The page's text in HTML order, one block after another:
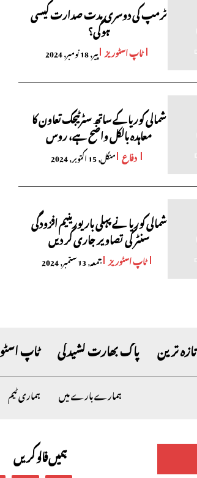
ٹرمپ کی دوسری مدت صدارت کیسی
ہوگی؟
ٹاپ اسٹوریز پیر, 18 نومبر, 2024
شمالی کوریا کے ساتھ سٹرٹیجک تعاون کا
معاہدہ بالکل واضح ہے، روس
دفاع منگل, 15 اکتوبر, 2024
شمالی کوریا نے پہلی بار یورینیم افزودگی
سنٹر کی تصاویر جاری کر دیں
ٹاپ اسٹوریز جمعہ, 13 ستمبر, 2024
تازہ ترین پاک بھارت کشیدگی ٹاپ
ہمارے بارے میں ہماری ٹیم
ہمیں فالو کریں